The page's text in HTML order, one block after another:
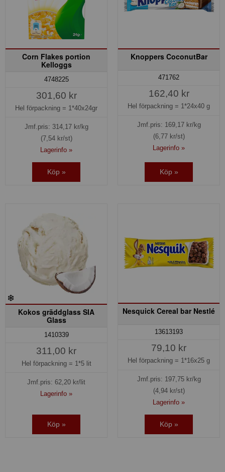
Corn Flakes portion
Kelloggs
4748225
301,60 kr
Hel förpackning = 1*40x24gr
Jmf.pris: 314,17kr/kg
(7,54 kr/st)
Lagerinfo »
Köp »
Knoppers CoconutBar
471762
162,40 kr
Hel förpackning = 1*24x40 g
Jmf.pris: 169,17kr/kg
(6,77 kr/st)
Lagerinfo »
Köp »
Kokos gräddglass SIA
Glass
1410339
311,00 kr
Hel förpackning = 1*5 lit
Jmf.pris: 62,20 kr/lit
Lagerinfo »
Köp »
Nesquick Cereal bar Nestlé
13613193
79,10 kr
Hel förpackning = 1*16x25 g
Jmf.pris: 197,75kr/kg
(4,94 kr/st)
Lagerinfo »
Köp »